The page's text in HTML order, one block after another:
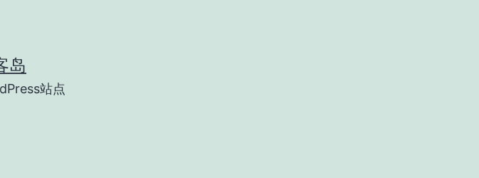
岛
站点